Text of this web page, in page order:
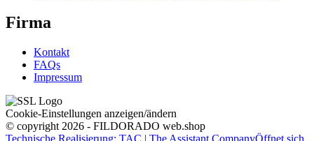
Firma
Kontakt
FAQs
Impressum
Cookie-Einstellungen anzeigen/ändern
© copyright 2026 - FILDORADO web.shop